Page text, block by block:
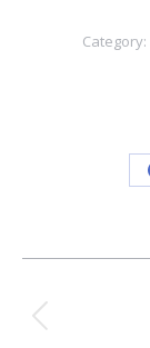
Category:
navigation